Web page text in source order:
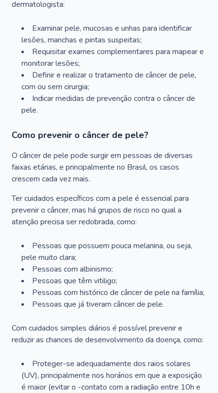
dermatologista:
Examinar pele, mucosas e unhas para identificar
lesões, manchas e pintas suspeitas;
Requisitar exames complementares para mapear e
monitorar lesões;
Definir e realizar o tratamento de câncer de pele,
com ou sem cirurgia;
Indicar medidas de prevenção contra o câncer de
pele.
Como prevenir o câncer de pele?
O câncer de pele pode surgir em pessoas de diversas
faixas etárias, e principalmente no Brasil, os casos
crescem cada vez mais.
Ter cuidados específicos com a pele é essencial para
prevenir o câncer, mas há grupos de risco no qual a
atenção precisa ser redobrada, como:
Pessoas que possuem pouca melanina, ou seja,
pele muito clara;
Pessoas com albinismo;
Pessoas que têm vitiligo;
Pessoas com histórico de câncer de pele na família;
Pessoas que já tiveram câncer de pele.
Com cuidados simples diários é possível prevenir e
reduzir as chances de desenvolvimento da doença, como:
Proteger-se adequadamente dos raios solares
(UV), principalmente nos horários em que a exposição
é maior (evitar o -contato com a radiação entre 10h e